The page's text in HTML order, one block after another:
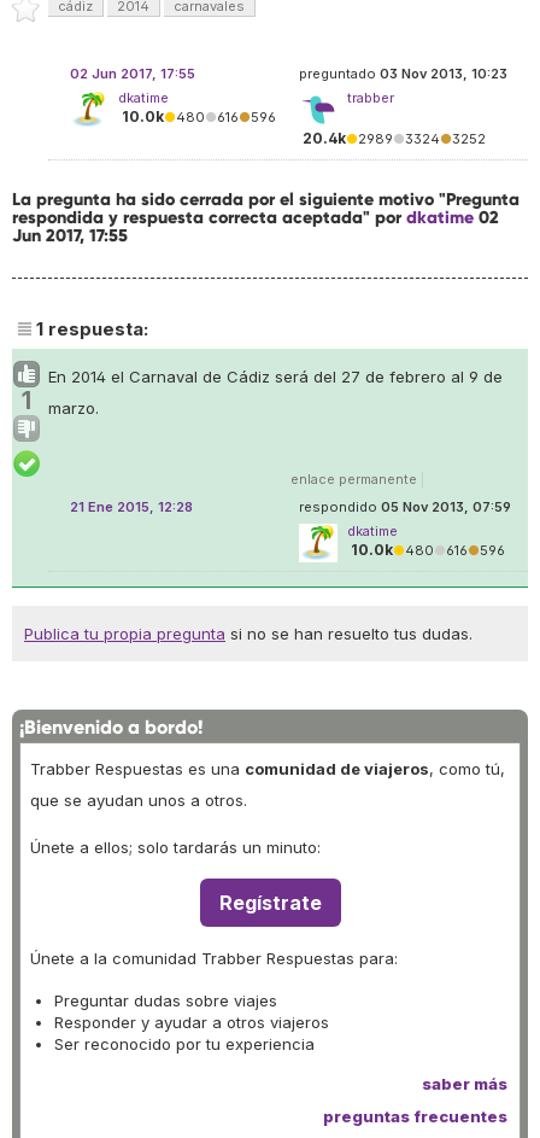
cádiz 2014 carnavales
preguntado 03 Nov 2013, 10:23
trabber
20.4k●2989●3324●3252
02 Jun 2017, 17:55
dkatime
10.0k●480●616●596
La pregunta ha sido cerrada por el siguiente motivo "Pregunta
respondida y respuesta correcta aceptada" por dkatime 02
Jun 2017, 17:55
1 respuesta:
1
En 2014 el Carnaval de Cádiz será del 27 de febrero al 9 de
marzo.
enlace permanente
respondido 05 Nov 2013, 07:59
dkatime
10.0k●480●616●596
21 Ene 2015, 12:28
Publica tu propia pregunta si no se han resuelto tus dudas.
¡Bienvenido a bordo!
Trabber Respuestas es una comunidad de viajeros, como tú,
que se ayudan unos a otros.
Únete a ellos; solo tardarás un minuto:
Regístrate
Únete a la comunidad Trabber Respuestas para:
Preguntar dudas sobre viajes
Responder y ayudar a otros viajeros
Ser reconocido por tu experiencia
saber más
preguntas frecuentes